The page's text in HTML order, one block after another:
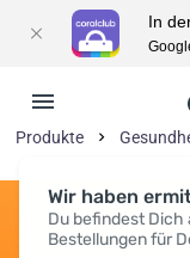
Wir haben
Du befindest Dich
Bestellungen für
Produkte
In